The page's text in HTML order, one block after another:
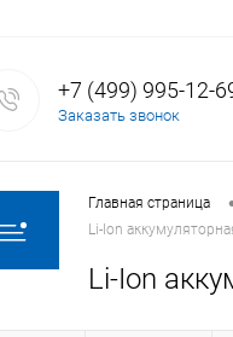
+7 (499) 995-12-
Заказать звонок
Главная страница
Li-Ion
Li-Ion